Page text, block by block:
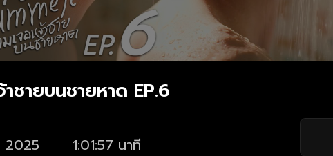
าชายบนชายหาด EP.6
2025 1:01:57 นาที